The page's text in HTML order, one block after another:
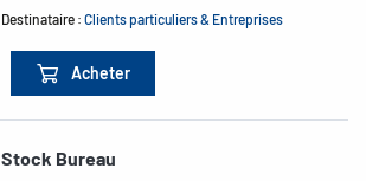
Destinataire :Clients particuliers & Entreprises
Acheter
Stock Bureau